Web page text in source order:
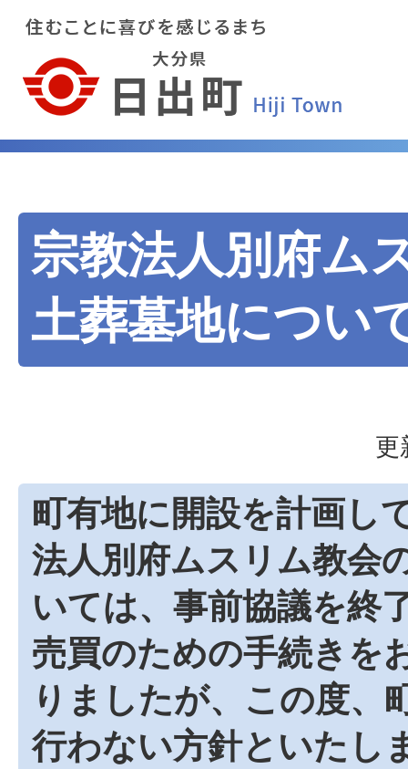
宗教法人別府ム
土葬墓地につい
更
町有地に開設を計画し
法人別府ムスリム教会
いては、事前協議を終
売買のための手続きを
りましたが、この度、
行わない方針といたし